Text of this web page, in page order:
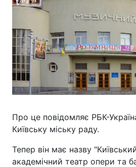
Про це повідомляє РБК-
Київську міську раду.
Тепер він має назву
академічний театр опери та